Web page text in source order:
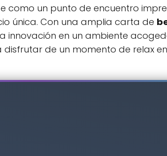
como un punto de encuentro
única. Con una amplia carta de
innovación en un ambiente
de un momento de relax